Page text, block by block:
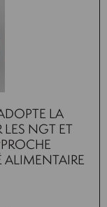
LA
NGT ET
ALIMENTAIRE